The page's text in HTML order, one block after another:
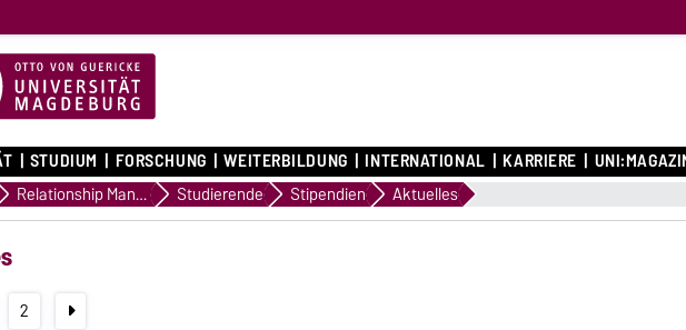
STUDIUM FORSCHUNG WEITERBILDUNG INTERNATIONAL KARRIERE
Kommunikation und Marketing
Relationship Management Studierende Stipendien Aktuelles
2